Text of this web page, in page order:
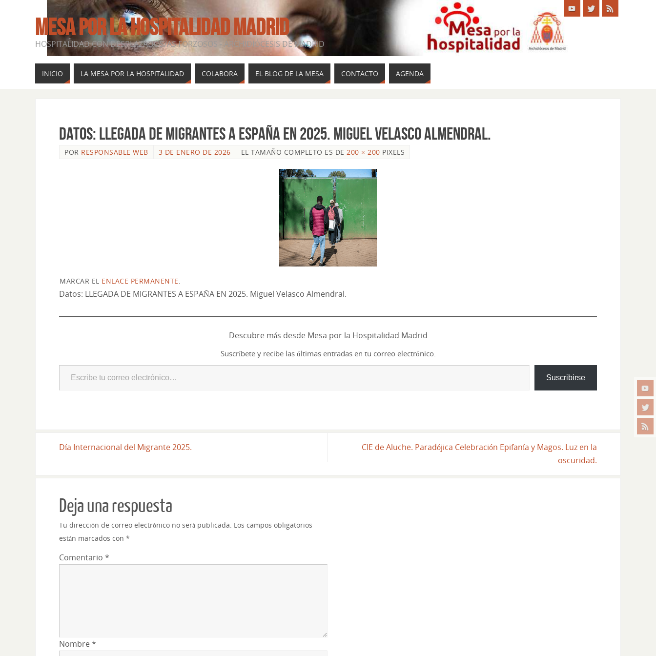
MESA POR LA HOSPITALIDAD MADRID
HOSPITALIDAD CON DESPLAZADOS/AS FORZOSOS - ARCHIDIÓCESIS DE MADRID
INICIO LA MESA POR LA HOSPITALIDAD COLABORA EL BLOG DE LA MESA CONTACTO AGENDA
Datos: LLEGADA DE MIGRANTES A ESPAÑA EN 2025. Miguel Velasco Almendral.
POR RESPONSABLE WEB 3 DE ENERO DE 2026 EL TAMAÑO COMPLETO ES DE 200 × 200 PIXELS
MARCAR EL ENLACE PERMANENTE
Datos: LLEGADA DE MIGRANTES A ESPAÑA EN 2025. Miguel Velasco Almendral.
Descubre más desde Mesa por la Hospitalidad Madrid
Suscríbete y recibe las últimas entradas en tu correo electrónico.
Suscribirse
Día Internacional del Migrante 2025.
CIE de Aluche. Paradójica Celebración Epifanía y Magos. Luz en la
oscuridad.
Deja una respuesta
Tu dirección de correo electrónico no será publicada. Los campos obligatorios
están marcados con *
Comentario *
Nombre*